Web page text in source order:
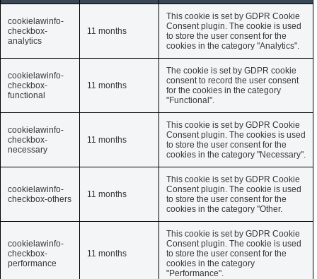
cookielawinfo-
checkbox-
analytics
11 months
This cookie is set by GDPR Cookie
Consent plugin. The cookie is used
to store the user consent for the
cookies in the category "Analytics".
cookielawinfo-
checkbox-
functional
11 months
The cookie is set by GDPR cookie
consent to record the user consent
for the cookies in the category
"Functional".
cookielawinfo-
checkbox-
necessary
11 months
This cookie is set by GDPR Cookie
Consent plugin. The cookies is used
to store the user consent for the
cookies in the category "Necessary".
cookielawinfo-
checkbox-others
11 months
This cookie is set by GDPR Cookie
Consent plugin. The cookie is used
to store the user consent for the
cookies in the category "Other.
cookielawinfo-
checkbox-
performance
11 months
This cookie is set by GDPR Cookie
Consent plugin. The cookie is used
to store the user consent for the
cookies in the category
"Performance".